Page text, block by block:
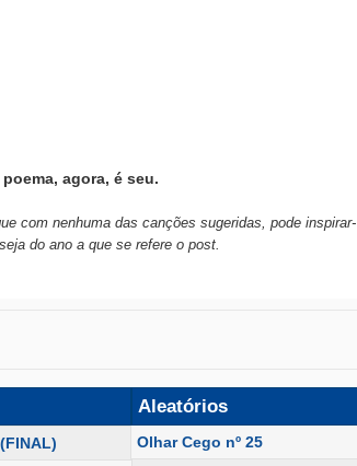
agora, é seu.
com nenhuma das canções sugeridas, pode inspirar-
do ano a que se refere o post.
Aleatórios
Olhar Cego nº 25